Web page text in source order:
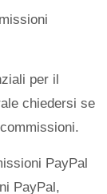
per il
chiedersi se
PayPal
PayPal,